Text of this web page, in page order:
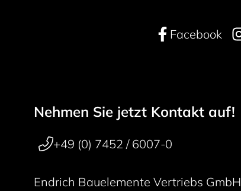
Facebook
50 years
Footer navigation
Nehmen Sie jetzt Kontakt auf!
+49 (0) 7452 / 6007-0
Endrich Bauelemente Vertriebs GmbH